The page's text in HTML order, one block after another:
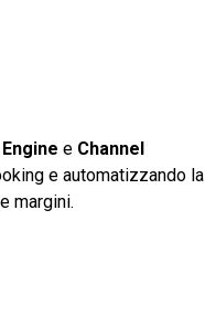
e Channel
e automatizzando la
margini.